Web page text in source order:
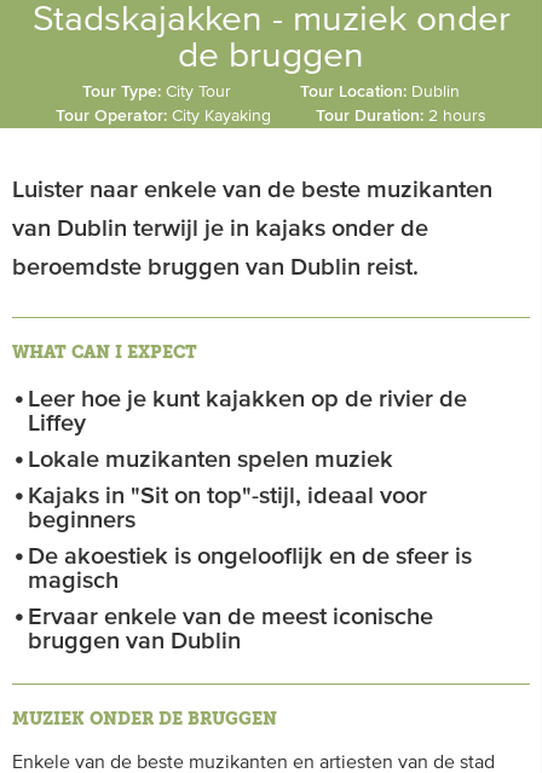
Stadskajakken - muziek onder
de bruggen
Tour Type: City Tour Tour Location: Dublin
Tour Operator:City Kayaking Tour Duration: 2 hours
Luister naar enkele van de beste muzikanten
van Dublin terwijl je in kajaks onder de
beroemdste bruggen van Dublin reist.
WHAT CAN I EXPECT
Leer hoe je kunt kajakken op de rivier de
Liffey
Lokale muzikanten spelen muziek
Kajaks in "Sit on top"-stijl, ideaal voor
beginners
De akoestiek is ongelooflijk en de sfeer is
magisch
Ervaar enkele van de meest iconische
bruggen van Dublin
MUZIEK ONDER DE BRUGGEN
Enkele van de beste muzikanten en artiesten van de stad